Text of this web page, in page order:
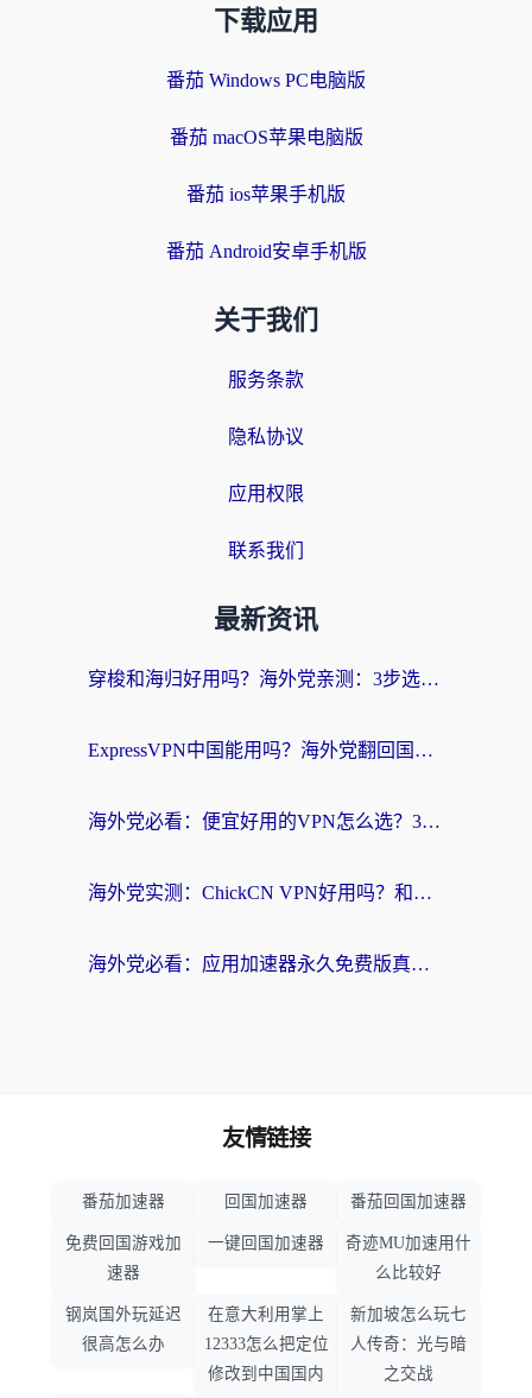
下载应用
番茄 Windows PC电脑版
番茄 macOS苹果电脑版
番茄 ios苹果手机版
番茄 Android安卓手机版
关于我们
服务条款
隐私协议
应用权限
联系我们
最新资讯
穿梭和海归好用吗？海外党亲测：3步选对回国加速器，无缝刷国内剧玩手游
ExpressVPN中国能用吗？海外党翻回国内的加速器选择指南（附番茄加速器实测）
海外党必看：便宜好用的VPN怎么选？3步解决回国访问难题+Steam改区技巧
海外党实测：ChickCN VPN好用吗？和OurPlay VPN对比哪个回国效果更好？附避坑指南
海外党必看：应用加速器永久免费版真的靠谱吗？教你选对回国加速器无缝刷国内资源
友情链接
番茄加速器 回国加速器 番茄回国加速器
免费回国游戏加
速器
一键回国加速器
奇迹MU加速用什
么比较好
钢岚国外玩延迟
很高怎么办
在意大利用掌上
12333怎么把定位
修改到中国国内
新加坡怎么玩七
人传奇：光与暗
之交战